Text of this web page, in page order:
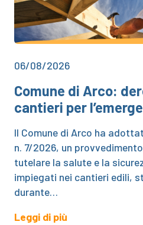
06/08/2026
Comune di Arco:
cantieri per
Il Comune di Arco ha
n. 7/2026, un
tutelare la salute e la
impiegati nei cantieri edili,
durante…
Leggi di più